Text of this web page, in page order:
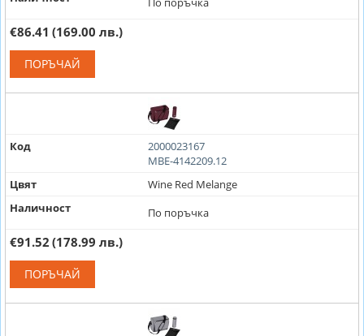
€86.41 (169.00 лв.)
ПОРЪЧАЙ
Код
2000023167
MBE-4142209.12
Цвят
Wine Red Melange
Наличност
По поръчка
€91.52 (178.99 лв.)
ПОРЪЧАЙ